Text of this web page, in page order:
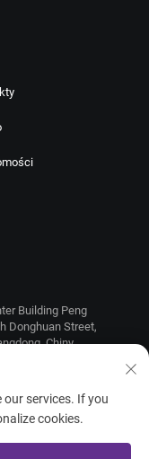
Building Peng
Donghuan Street,
Chiny
our services. If you
cookies.